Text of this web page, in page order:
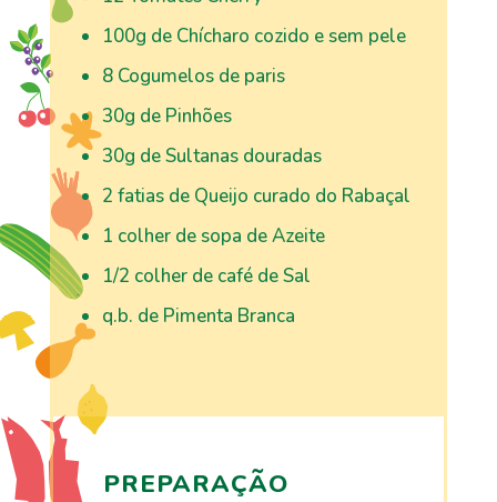
100g de Chícharo cozido e sem pele
8 Cogumelos de paris
30g de Pinhões
30g de Sultanas douradas
2 fatias de Queijo curado do Rabaçal
1 colher de sopa de Azeite
1/2 colher de café de Sal
q.b. de Pimenta Branca
PREPARAÇÃO